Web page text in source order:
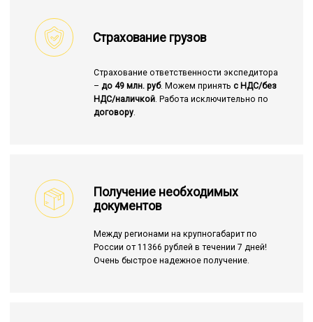
Страхование грузов
Страхование ответственности экспедитора
– до 49 млн. руб. Можем принять с НДС/без
НДС/наличкой. Работа исключительно по
договору.
Получение необходимых
документов
Между регионами на крупногабарит по
России от 11366 рублей в течении 7 дней!
Очень быстрое надежное получение.